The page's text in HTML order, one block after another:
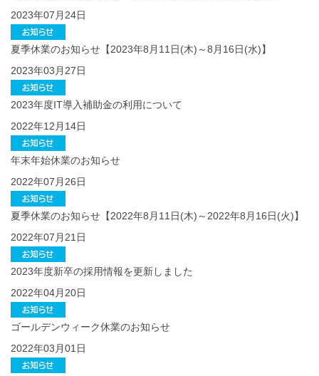
2023年07月24日
夏季休業のお知らせ【2023年8月11日(木)～8月16日(水)】
2023年03月27日
2023年度IT導入補助金の利用について
2022年12月14日
年末年始休業のお知らせ
2022年07月26日
夏季休業のお知らせ【2022年8月11日(木)～2022年8月16日(火)】
2022年07月21日
2023年度新卒の採用情報を更新しました
2022年04月20日
ゴールデンウィーク休業のお知らせ
2022年03月01日